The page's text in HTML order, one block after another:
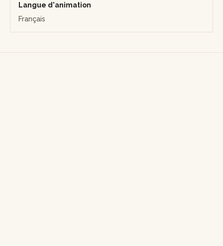
Langue d'animation
Français